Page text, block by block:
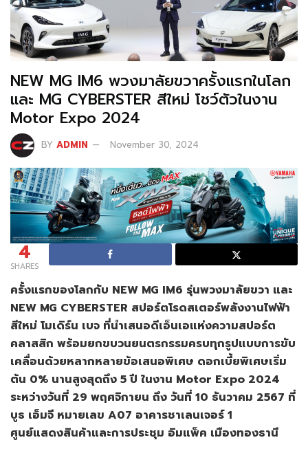
NEW MG IM6 พวงมาลัยขวาครั้งแรกในโลก
และ MG CYBERSTER สีใหม่ โชว์ตัวในงาน
Motor Expo 2024
BY ADMIN November 30, 2024
4
SHARES
ครั้งแรกของโลกกับ NEW MG IM6 รุ่นพวงมาลัยขวา และ
NEW MG CYBERSTER สปอร์ตโรดสเตอร์พลังงานไฟฟ้า
สีใหม่ โมเดิร์น เบจ ที่นำเสนอดีเอ็นเอแห่งความสปอร์ต
คลาสสิก พร้อมยกขบวนยนตรกรรมครบทุกรูปแบบการขับ
เคลื่อนด้วยหลากหลายข้อเสนอพิเศษ ดอกเบี้ยพิเศษเริ่ม
ต้น 0% นานสูงสุดถึง 5 ปี ในงาน Motor Expo 2024
ระหว่างวันที่ 29 พฤศจิกายน ถึง วันที่ 10 ธันวาคม 2567 ที่
บูธ เอ็มจี หมายเลข A07 อาคารชาเลนเจอร์ 1
ศูนย์แสดงสินค้าและการประชุม อิมแพ็ค เมืองทองธานี